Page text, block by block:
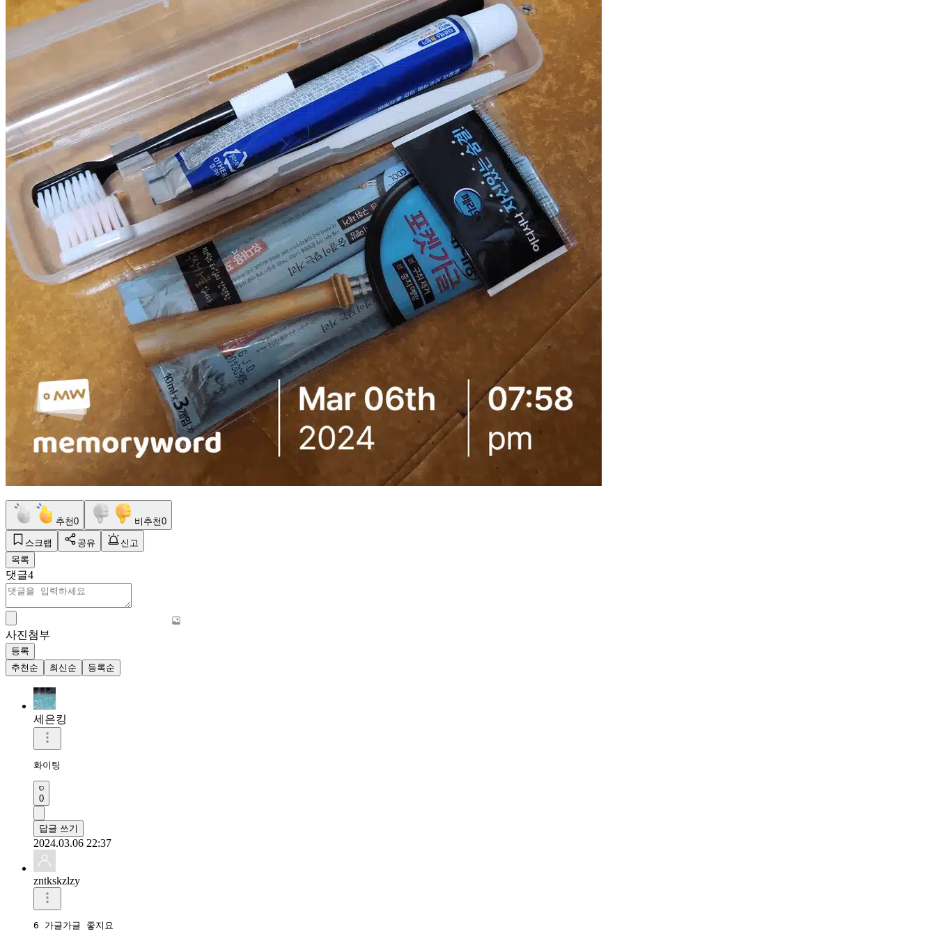
추천0 비추천0
스크랩 공유
신고
목록
댓글4
사진첨부
등록
추천순
최신순 등록순
세은킹
화이팅
0
답글 쓰기
2024.03.06 22:37
zntkskzlzy
6 가글가글 좋지요